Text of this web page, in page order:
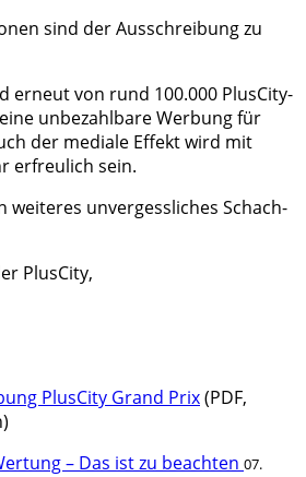
sind der Ausschreibung zu
erneut von rund 100.000 PlusCity-
unbezahlbare Werbung für
der mediale Effekt wird mit
erfreulich sein.
weiteres unvergessliches Schach-
PlusCity,
PlusCity Grand Prix(PDF,
– Das ist zu beachten 07.